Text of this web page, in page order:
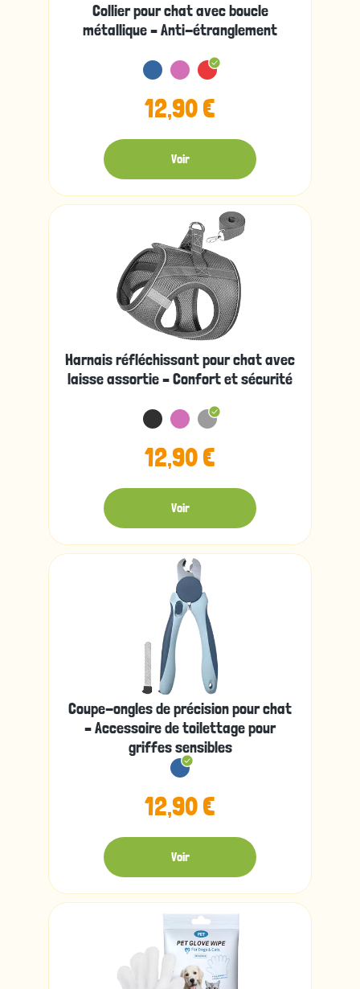
Collier pour chat avec boucle
métallique – Anti-étranglement
12,90 €
Voir
Harnais réfléchissant pour chat avec
laisse assortie – Confort et sécurité
12,90 €
Voir
Coupe-ongles de précision pour chat
– Accessoire de toilettage pour
griffes sensibles
12,90 €
Voir